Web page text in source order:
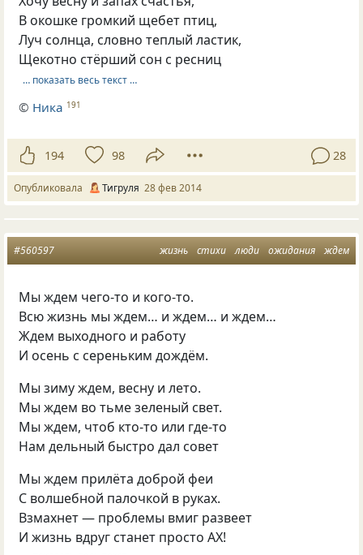
В окошке громкий щебет птиц,
Луч солнца, словно теплый ластик,
Щекотно стёрший сон с ресниц
… показать весь текст …
© Ника 191
194 98 28
Опубликовала Тигруля 28 фев 2014
жизнь стихи люди ожидания ждем
#560597
Мы ждем чего-то и кого-то.
Всю жизнь мы ждем… и ждем… и ждем…
Ждем выходного и работу
И осень с сереньким дождём.
Мы зиму ждем, весну и лето.
Мы ждем во тьме зеленый свет.
Мы ждем, чтоб кто-то или где-то
Нам дельный быстро дал совет
Мы ждем прилёта доброй феи
С волшебной палочкой в руках.
Взмахнет — проблемы вмиг развеет
И жизнь вдруг станет просто АХ!